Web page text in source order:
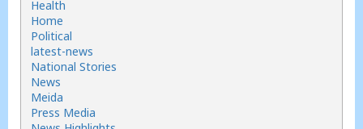
Health
Home
Political
latest-news
National Stories
News
Meida
Press Media